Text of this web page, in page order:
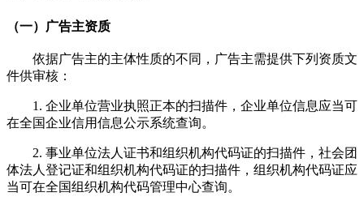
（一）广告主资质
依据广告主的主体性质的不同，广告主需提供下列资质文
件供审核：
1. 企业单位营业执照正本的扫描件，企业单位信息应当可
在全国企业信用信息公示系统查询。
2. 事业单位法人证书和组织机构代码证的扫描件，社会团
体法人登记证和组织机构代码证的扫描件，组织机构代码证应
当可在全国组织机构代码管理中心查询。